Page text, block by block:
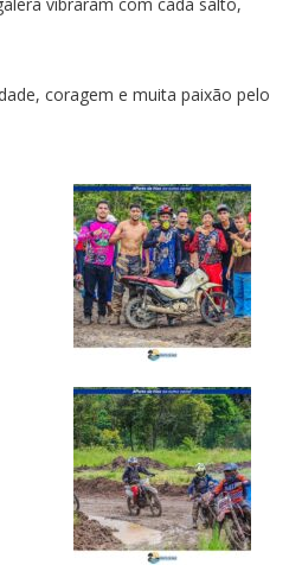
coragem e muita paixão pelo